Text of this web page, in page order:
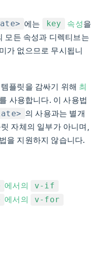
에는 key 속성을
모든 속성과 디렉티브는
가 없으므로 무시됩니
플릿을 감싸기 위해 최
를 사용합니다. 이 사용법
의 사용과는 별개
자체의 일부가 아니며,
을 지원하지 않습니다.
에서의 v-if
에서의 v-for